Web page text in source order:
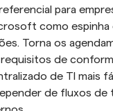
para
como espinha
Torna os
de
de TI mais
de fluxos de